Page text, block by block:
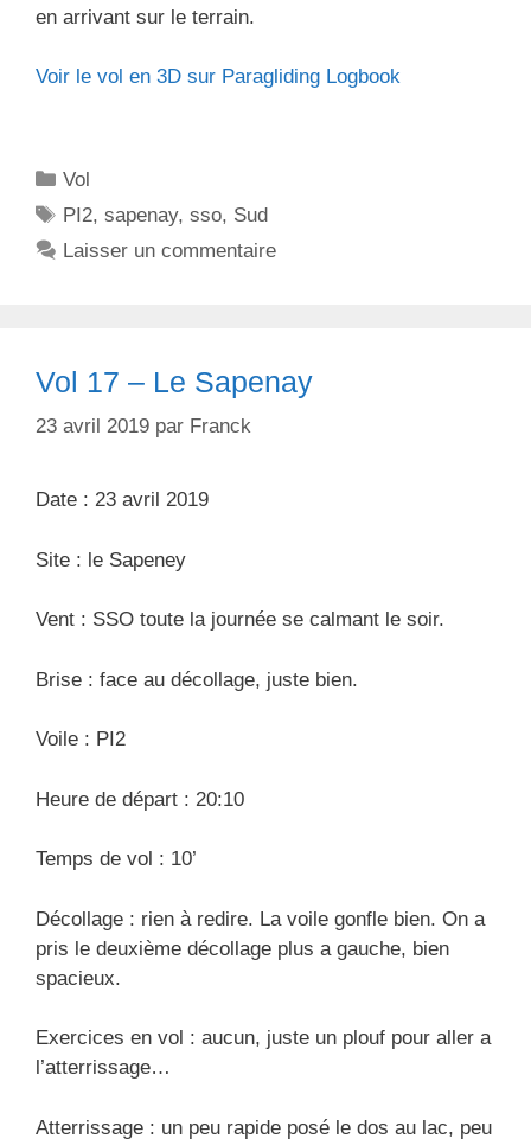
en arrivant sur le terrain.
Voir le vol en 3D sur Paragliding Logbook
C
a
i
Vol
É
t
t
t
PI2,sapenay,sso, Sud
Laisser un commentaire
Vol 17 – Le Sapenay
23 avril 2019 par Franck
Date : 23 avril 2019
Site : le Sapeney
Vent : SSO toute la journée se calmant le soir.
Brise : face au décollage, juste bien.
Voile : PI2
Heure de départ : 20:10
Temps de vol : 10’
Décollage : rien à redire. La voile gonfle bien. On a
pris le deuxième décollage plus a gauche, bien
spacieux.
Exercices en vol : aucun, juste un plouf pour aller a
l’atterrissage…
Atterrissage : un peu rapide posé le dos au lac, peu